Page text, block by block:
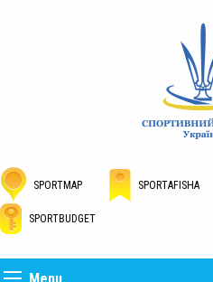
SPORTMAP SPORTAFISHA
SPORTBUDGET